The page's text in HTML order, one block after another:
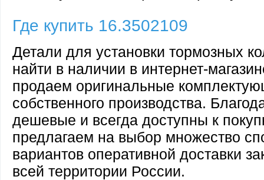
Где купить 16.3502109
Детали для установки тормозных
найти в наличии в интернет-
продаем оригинальные
собственного производства.
дешевые и всегда доступны к
предлагаем на выбор множество
вариантов оперативной доставки
всей территории России.